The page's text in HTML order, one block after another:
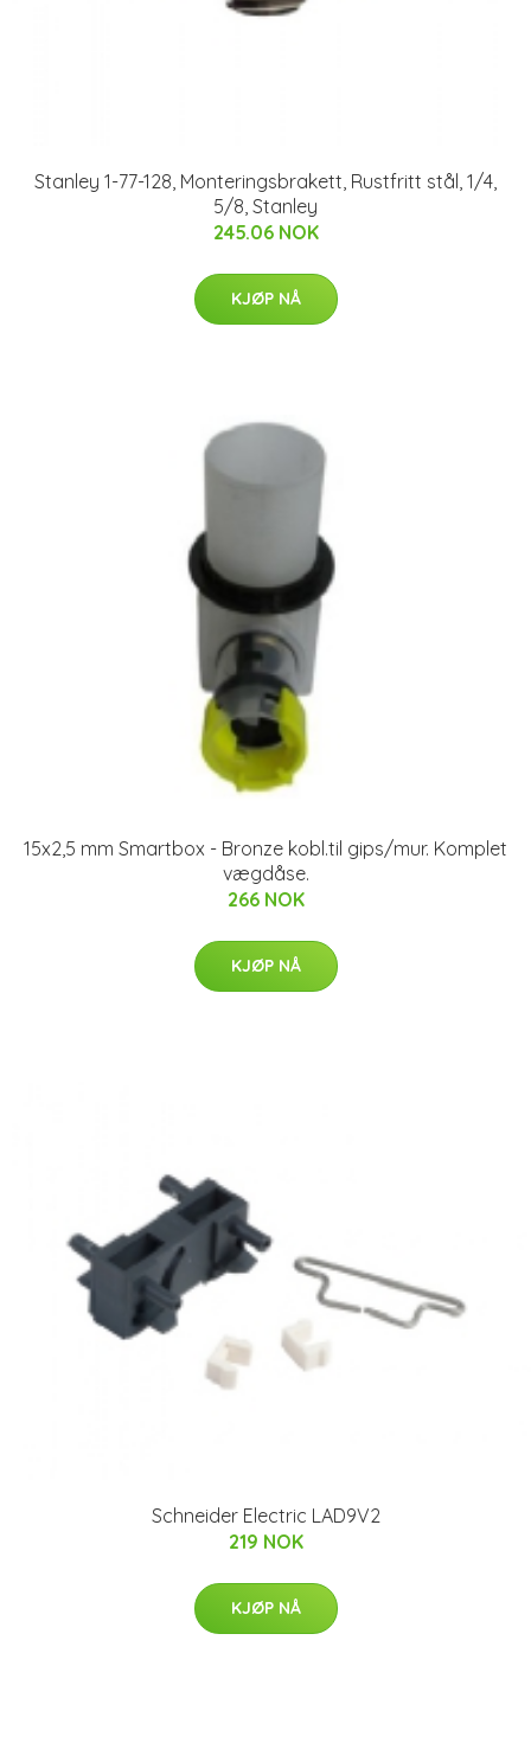
Stanley 1-77-128, Monteringsbrakett, Rustfritt stål, 1/4,
5/8, Stanley
245.06 NOK
KJØP NÅ
15x2,5 mm Smartbox - Bronze kobl.til gips/mur. Komplet
vægdåse.
266 NOK
KJØP NÅ
Schneider Electric LAD9V2
219 NOK
KJØP NÅ